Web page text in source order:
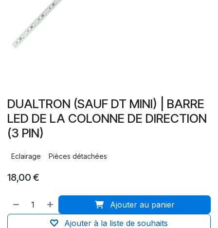
DUALTRON (SAUF DT MINI) | BARRE
LED DE LA COLONNE DE DIRECTION
(3 PIN)
Eclairage Pièces détachées
18,00 €
Ajouter au panier
Ajouter à la liste de souhaits